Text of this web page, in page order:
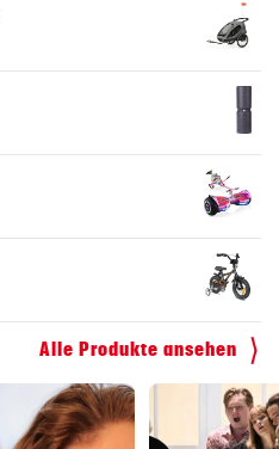
Alle Produkte ansehen